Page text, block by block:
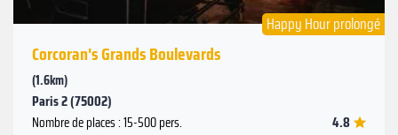
Happy Hour prolongé
Corcoran's Grands Boulevards
(1.6km)
Paris 2 (75002)
Nombre de places : 15-500 pers. 4.8